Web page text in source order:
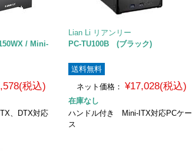
/ Mini-
税込)
、DTX対応
Lian Li リアンリー
PC-TU100B (ブラック)
送料無料
ネット価格：
¥17,028(税込)
在庫なし
ハンドル付き Mini-ITX対応PCケー
ス